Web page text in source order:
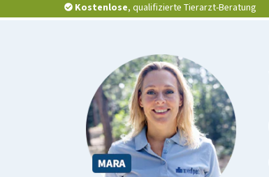
Kostenlose, qualifizierte Tierarzt-Beratung